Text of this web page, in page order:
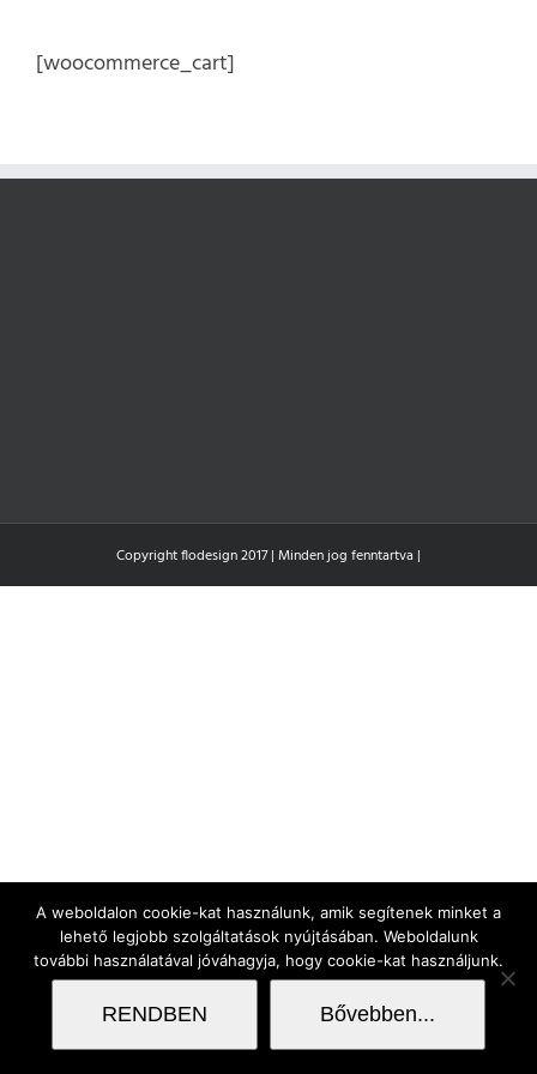
[woocommerce_cart]
Copyright flodesign 2017 | Minden jog fenntartva |
A weboldalon cookie-kat használunk, amik segítenek minket a
lehető legjobb szolgáltatások nyújtásában. Weboldalunk
további használatával jóváhagyja, hogy cookie-kat használjunk.
RENDBEN Bővebben...